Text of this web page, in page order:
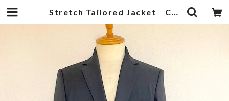
Stretch Tailored Jacket Charcoal | 武蔵小杉のセレクトショップ【ナクール】-nakool-